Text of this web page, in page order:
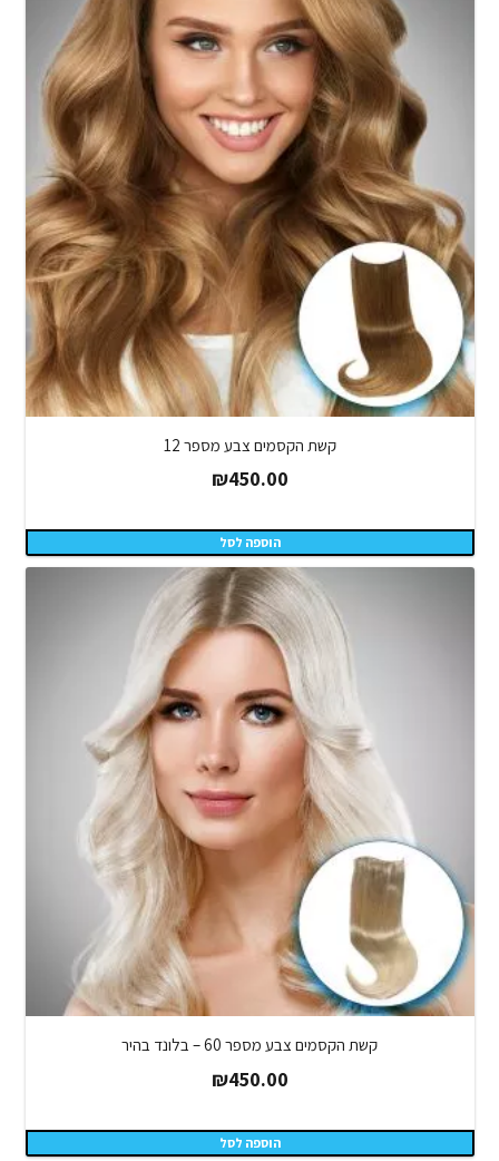
קשת הקסמים צבע מספר 12
₪450.00
הוספה לסל
קשת הקסמים צבע מספר 60 – בלונד בהיר
₪450.00
הוספה לסל